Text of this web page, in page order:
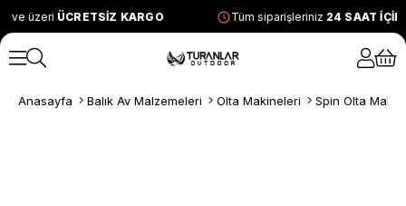
ve üzeri ÜCRETSİZ KARGO Tüm siparişleriniz 24 SAAT
Anasayfa Balık Av Malzemeleri Olta Makineleri Spin Olta